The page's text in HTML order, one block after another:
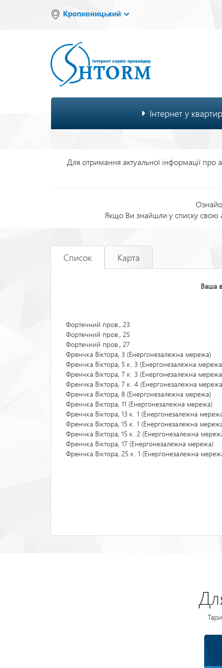
Кропивницький
Основна
Інтернет у
Для отримання актуальної інформації про
Якщо Ви знайшли у списку свою
Список Карта
Ваша
Фортечний пров., 23
Фортечний пров., 25
Фортечний пров., 27
Френчка Віктора, 3 (Енергонезалежна мережа)
Френчка Віктора, 5 к. 3 (Енергонезалежна
Френчка Віктора, 7 к. 3 (Енергонезалежна
Френчка Віктора, 7 к. 4 (Енергонезалежна
Френчка Віктора, 8 (Енергонезалежна мережа)
Френчка Віктора, 11 (Енергонезалежна мережа)
Френчка Віктора, 13 к. 1 (Енергонезалежна
Френчка Віктора, 15 к. 1 (Енергонезалежна
Френчка Віктора, 15 к. 2 (Енергонезалежна
Френчка Віктора, 17 (Енергонезалежна мережа)
Френчка Віктора, 25 к. 1 (Енергонезалежна